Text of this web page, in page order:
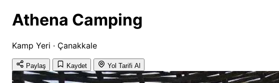
Athena Camping
Kamp Yeri · Çanakkale
Paylaş Kaydet Yol Tarifi Al